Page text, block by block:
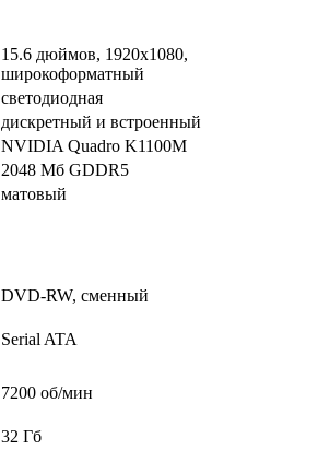
15.6 дюймов, 1920x1080,
широкоформатный
светодиодная
дискретный и встроенный
NVIDIA Quadro K1100M
2048 Мб GDDR5
матовый
DVD-RW, сменный
Serial ATA
7200 об/мин
32 Гб